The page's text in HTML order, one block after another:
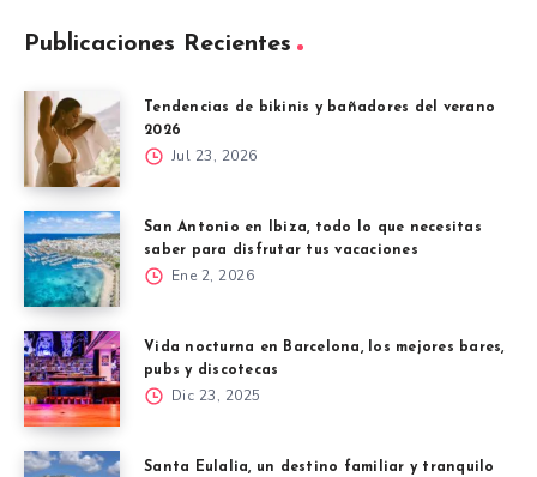
Publicaciones Recientes
Tendencias de bikinis y bañadores del verano
2026
Jul 23, 2026
San Antonio en Ibiza, todo lo que necesitas
saber para disfrutar tus vacaciones
Ene 2, 2026
Vida nocturna en Barcelona, los mejores bares,
pubs y discotecas
Dic 23, 2025
Santa Eulalia, un destino familiar y tranquilo